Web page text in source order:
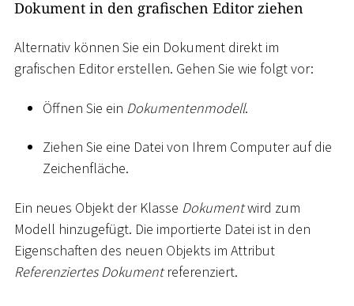
Dokument in den grafischen Editor ziehen
Alternativ können Sie ein Dokument direkt im
grafischen Editor erstellen. Gehen Sie wie folgt vor:
Öffnen Sie ein Dokumentenmodell.
Ziehen Sie eine Datei von Ihrem Computer auf die
Zeichenfläche.
Ein neues Objekt der Klasse Dokumentwird zum
Modell hinzugefügt. Die importierte Datei ist in den
Eigenschaften des neuen Objekts im Attribut
Referenziertes Dokumentreferenziert.